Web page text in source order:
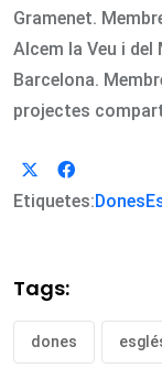
Gramenet.
Alcem la Veu i
Barcelona.
projectes
Etiquetes:Dones
Tags:
dones